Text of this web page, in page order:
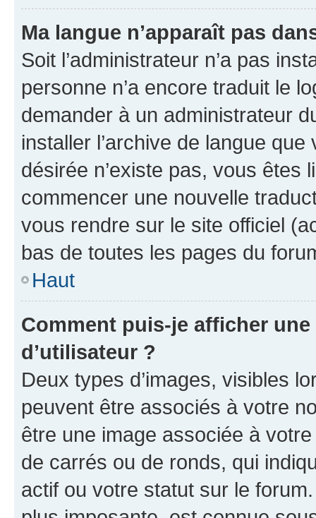
Ma langue n’apparaît pas
Soit l’administrateur n’a pas
personne n’a encore traduit le
demander à un administrateur
installer l’archive de langue
désirée n’existe pas, vous êtes
commencer une nouvelle
vous rendre sur le site officiel
bas de toutes les pages du
Haut
Comment puis-je afficher
d’utilisateur ?
Deux types d’images, visibles
peuvent être associés à votre
être une image associée à
de carrés ou de ronds, qui
actif ou votre statut sur le